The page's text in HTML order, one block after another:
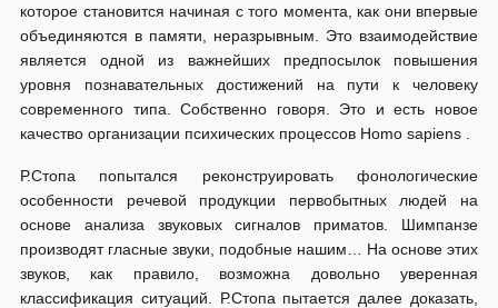
которое становится начиная с того момента, как они впервые
объединяются в памяти, неразрывным. Это взаимодействие
является одной из важнейших предпосылок повышения
уровня познавательных достижений на пути к человеку
современного типа. Собственно говоря. Это и есть новое
качество организации психических процессов Homo sapiens .
Р.Стопа попытался реконструировать фонологические
особенности речевой продукции первобытных людей на
основе анализа звуковых сигналов приматов. Шимпанзе
производят гласные звуки, подобные нашим… На основе этих
звуков, как правило, возможна довольно уверенная
классификация ситуаций. Р.Стопа пытается далее доказать,